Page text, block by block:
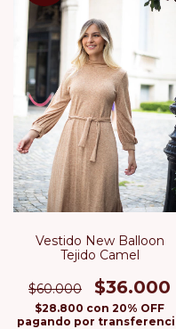
Vestido New Balloon
Tejido Camel
$60.000 $36.000
$28.800 con 20% OFF
pagando por